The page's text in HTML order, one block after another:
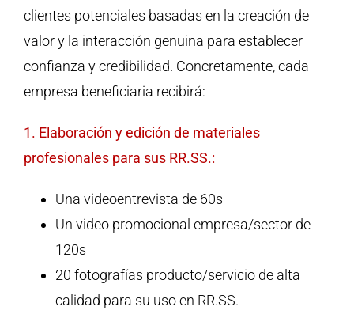
clientes potenciales basadas en la creación de
valor y la interacción genuina para establecer
confianza y credibilidad. Concretamente, cada
empresa beneficiaria recibirá:
1. Elaboración y edición de materiales
profesionales para sus RR.SS.:
Una videoentrevista de 60s
Un video promocional empresa/sector de
120s
20 fotografías producto/servicio de alta
calidad para su uso en RR.SS.